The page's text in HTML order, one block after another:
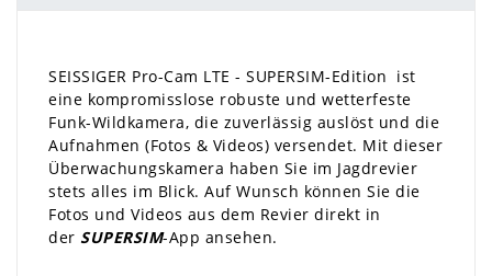
SEISSIGER Pro-Cam LTE - SUPERSIM-Edition ist
eine kompromisslose robuste und wetterfeste
Funk-Wildkamera, die zuverlässig auslöst und die
Aufnahmen (Fotos & Videos) versendet. Mit dieser
Überwachungskamera haben Sie im Jagdrevier
stets alles im Blick. Auf Wunsch können Sie die
Fotos und Videos aus dem Revier direkt in
der SUPERSIM-App ansehen.